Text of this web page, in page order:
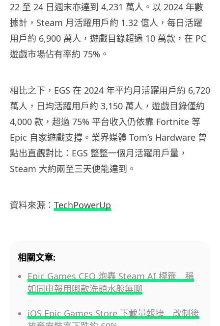
22 至 24 日週末亦達到 4,231 萬人。以 2024 年數
據計，Steam 月活躍用戶約 1.32 億人，每日活躍
用戶約 6,900 萬人，遊戲目錄超過 10 萬款，在 PC
遊戲市場佔有率約 75%。
相比之下，EGS 在 2024 年平均月活躍用戶約 6,720
萬人，日均活躍用戶約 3,150 萬人，遊戲目錄僅約
4,000 款，超過 75% 平台收入仍依靠 Fortnite 等
Epic 自家遊戲支撐。業界媒體 Tom’s Hardware 曾
點出直觀對比：EGS 整整一個月活躍用戶量，
Steam 大約兩至三天便能達到。
資料來源： TechPowerUp
相關文章:
Epic Games CEO 炮轟 Steam AI 標籤 稱
如同申報用哪款洗頭水般無聊
iOS Epic Games Store 下載量報捷 改制後